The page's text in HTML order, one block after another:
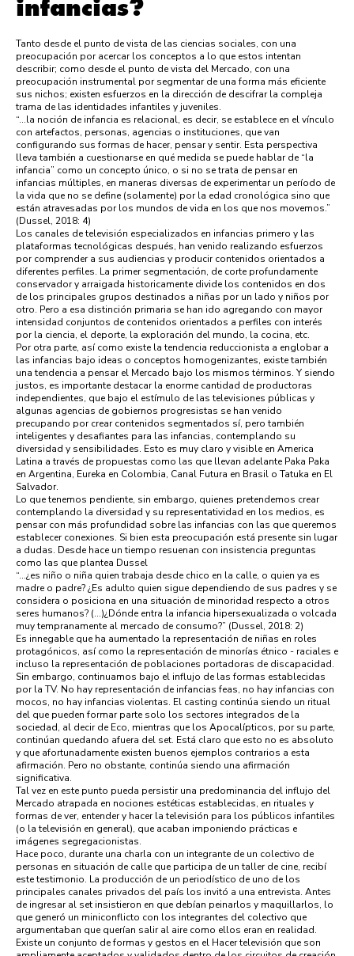
infancias?
Tanto desde el punto de vista de las ciencias sociales, con una
preocupación por acercar los conceptos a lo que estos intentan
describir; como desde el punto de vista del Mercado, con una
preocupación instrumental por segmentar de una forma más eficiente
sus nichos; existen esfuerzos en la dirección de descifrar la compleja
trama de las identidades infantiles y juveniles.
“…la noción de infancia es relacional, es decir, se establece en el vínculo
con artefactos, personas, agencias o instituciones, que van
configurando sus formas de hacer, pensar y sentir. Esta perspectiva
lleva también a cuestionarse en qué medida se puede hablar de “la
infancia” como un concepto único, o si no se trata de pensar en
infancias múltiples, en maneras diversas de experimentar un período de
la vida que no se define (solamente) por la edad cronológica sino que
están atravesadas por los mundos de vida en los que nos movemos.”
(Dussel, 2018: 4)
Los canales de televisión especializados en infancias primero y las
plataformas tecnológicas después, han venido realizando esfuerzos
por comprender a sus audiencias y producir contenidos orientados a
diferentes perfiles. La primer segmentación, de corte profundamente
conservador y arraigada historicamente divide los contenidos en dos
de los principales grupos destinados a niñas por un lado y niños por
otro. Pero a esa distinción primaria se han ido agregando con mayor
intensidad conjuntos de contenidos orientados a perfiles con interés
por la ciencia, el deporte, la exploración del mundo, la cocina, etc.
Por otra parte, así como existe la tendencia reduccionista a englobar a
las infancias bajo ideas o conceptos homogenizantes, existe también
una tendencia a pensar el Mercado bajo los mismos términos. Y siendo
justos, es importante destacar la enorme cantidad de productoras
independientes, que bajo el estímulo de las televisiones públicas y
algunas agencias de gobiernos progresistas se han venido
precupando por crear contenidos segmentados sí, pero también
inteligentes y desafiantes para las infancias, contemplando su
diversidad y sensibilidades. Esto es muy claro y visible en America
Latina a través de propuestas como las que llevan adelante Paka Paka
en Argentina, Eureka en Colombia, Canal Futura en Brasil o Tatuka en El
Salvador.
Lo que tenemos pendiente, sin embargo, quienes pretendemos crear
contemplando la diversidad y su representatividad en los medios, es
pensar con más profundidad sobre las infancias con las que queremos
establecer conexiones. Si bien esta preocupación está presente sin lugar
a dudas. Desde hace un tiempo resuenan con insistencia preguntas
como las que plantea Dussel
“…¿es niño o niña quien trabaja desde chico en la calle, o quien ya es
madre o padre? ¿Es adulto quien sigue dependiendo de sus padres y se
considera o posiciona en una situación de minoridad respecto a otros
seres humanos? (…)¿Dónde entra la infancia hipersexualizada o volcada
muy tempranamente al mercado de consumo?” (Dussel, 2018: 2)
Es innegable que ha aumentado la representación de niñas en roles
protagónicos, así como la representación de minorías étnico - raciales e
incluso la representación de poblaciones portadoras de discapacidad.
Sin embargo, continuamos bajo el influjo de las formas establecidas
por la TV. No hay representación de infancias feas, no hay infancias con
mocos, no hay infancias violentas. El casting continúa siendo un ritual
del que pueden formar parte solo los sectores integrados de la
sociedad, al decir de Eco, mientras que los Apocalípticos, por su parte,
continúan quedando afuera del set. Está claro que esto no es absoluto
y que afortunadamente existen buenos ejemplos contrarios a esta
afirmación. Pero no obstante, continúa siendo una afirmación
significativa.
Tal vez en este punto pueda persistir una predominancia del influjo del
Mercado atrapada en nociones estéticas establecidas, en rituales y
formas de ver, entender y hacer la televisión para los públicos infantiles
(o la televisión en general), que acaban imponiendo prácticas e
imágenes segregacionistas.
Hace poco, durante una charla con un integrante de un colectivo de
personas en situación de calle que participa de un taller de cine, recibí
este testimonio. La producción de un periodístico de uno de los
principales canales privados del país los invitó a una entrevista. Antes
de ingresar al set insistieron en que debían peinarlos y maquillarlos, lo
que generó un miniconflicto con los integrantes del colectivo que
argumentaban que querían salir al aire como ellos eran en realidad.
Existe un conjunto de formas y gestos en el Hacer televisión que son